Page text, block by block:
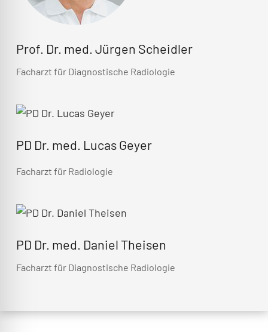
Prof. Dr. med. Jürgen Scheidler
Facharzt für Diagnostische Radiologie
PD Dr. med. Lucas Geyer
Facharzt für Radiologie
PD Dr. med. Daniel Theisen
Facharzt für Diagnostische Radiologie